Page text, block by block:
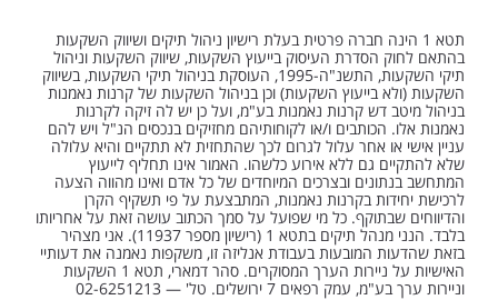
תטא 1 הינה חברה פרטית בעלת רישיון ניהול תיקים ושיווק השקעות
בהתאם לחוק הסדרת העיסוק בייעוץ השקעות, שיווק השקעות וניהול
תיקי השקעות, התשנ"ה-1995, העוסקת בניהול תיקי השקעות, בשיווק
השקעות (ולא בייעוץ השקעות) וכן בניהול השקעות של קרנות נאמנות
בניהול מיטב דש קרנות נאמנות בע"מ, ועל כן יש לה זיקה לקרנות
נאמנות אלו. הכותבים ו/או לקוחותיהם מחזיקים בנכסים הנ"ל ויש להם
עניין אישי או אחר עלול לגרום לכך שהתחזית לא תתקיים והיא עלולה
שלא להתקיים גם ללא אירוע כלשהו. האמור אינו תחליף לייעוץ
המתחשב בנתונים ובצרכים המיוחדים של כל אדם ואינו מהווה הצעה
לרכישת יחידות בקרנות נאמנות, המתבצעת על פי תשקיף הקרן
והדיווחים שבתוקף. כל מי שפועל על סמך הכתוב עושה זאת על אחריותו
בלבד. הנני מנהל תיקים בתטא 1 (רישיון מספר 11937). אני מצהיר
בזאת שהדעות המובעות בעבודת אנליזה זו, משקפות נאמנה את דעותיי
האישיות על ניירות הערך המסוקרים. סהר דמארי, תטא 1 השקעות
וניירות ערך בע"מ, עמק רפאים 7 ירושלים. טל' — 02-6251213